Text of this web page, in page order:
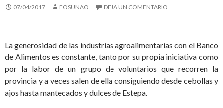
07/04/2017 EOSUNAO DEJA UN COMENTARIO
La generosidad de las industrias agroalimentarias con el Banco
de Alimentos es constante, tanto por su propia iniciativa como
por la labor de un grupo de voluntarios que recorren la
provincia y a veces salen de ella consiguiendo desde cebollas y
ajos hasta mantecados y dulces de Estepa.